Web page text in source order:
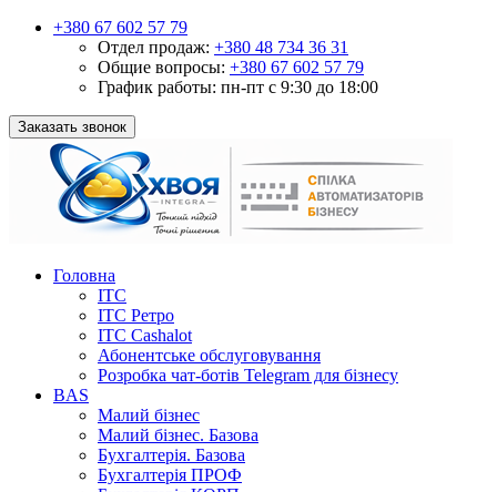
+380 67 602 57 79
Отдел продаж: +380 48 734 36 31
Общие вопросы: +380 67 602 57 79
График работы: пн-пт с 9:30 до 18:00
Заказать звонок
Головна
ІТС
ІТС Ретро
ІТС Cashalot
Абонентське обслуговування
Розробка чат-ботів Telegram для бізнесу
BAS
Малий бізнес
Малий бізнес. Базова
Бухгалтерія. Базова
Бухгалтерія ПРОФ